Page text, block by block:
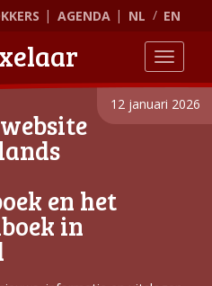
AGENDA NL EN
12 januari 2026
en het
in